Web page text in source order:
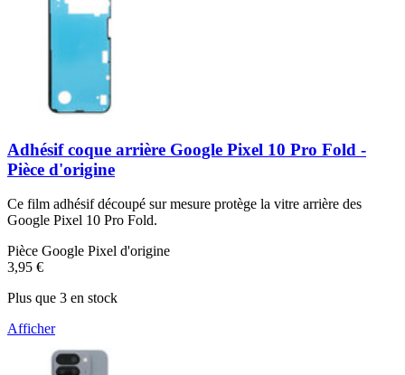
Adhésif coque arrière Google Pixel 10 Pro Fold -
Pièce d'origine
Ce film adhésif découpé sur mesure protège la vitre arrière des
Google Pixel 10 Pro Fold.
Pièce Google Pixel d'origine
3,95 €
Plus que 3 en stock
Afficher